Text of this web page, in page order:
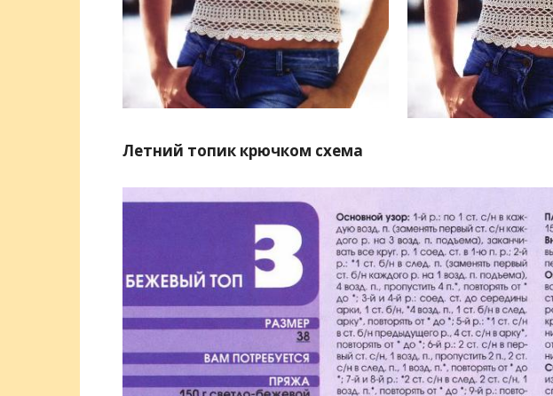
Летний топик крючком схема